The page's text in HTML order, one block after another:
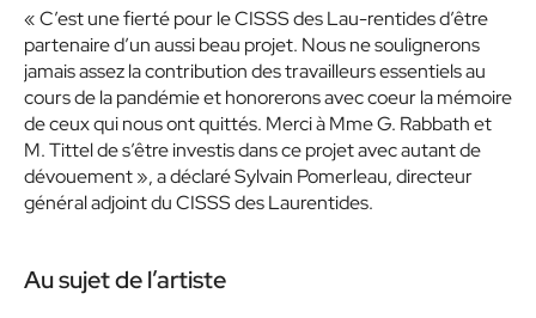
« C’est une fierté pour le CISSS des Lau-rentides d’être
partenaire d’un aussi beau projet. Nous ne soulignerons
jamais assez la contribution des travailleurs essentiels au
cours de la pandémie et honorerons avec coeur la mémoire
de ceux qui nous ont quittés. Merci à Mme G. Rabbath et
M. Tittel de s’être investis dans ce projet avec autant de
dévouement », a déclaré Sylvain Pomerleau, directeur
général adjoint du CISSS des Laurentides.
Au sujet de l’artiste